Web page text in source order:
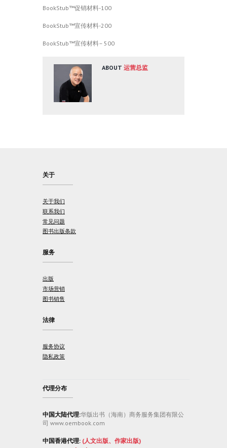
BookStub™促销材料-100
BookStub™宣传材料-200
BookStub™宣传材料– 500
ABOUT运营总监
关于
关于我们
联系我们
常见问题
图书出版条款
服务
出版
市场营销
图书销售
法律
服务协议
隐私政策
代理分布
中国大陆代理:华版出书（海南）商务服务集团有限公
司 www.oembook.com
中国香港代理: (人文出版、作家出版)